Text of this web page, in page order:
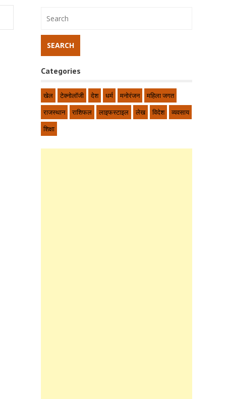
Categories
खेल टेक्नोलॉजी देश धर्म मनोरंजन
महिला जगत
राजस्थान
राशिफल लाइफस्टाइल लेख विदेश
व्यवसाय
शिक्षा